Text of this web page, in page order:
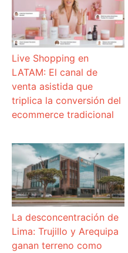
Live Shopping en
LATAM: El canal de
venta asistida que
triplica la conversión del
ecommerce tradicional
La desconcentración de
Lima: Trujillo y Arequipa
ganan terreno como